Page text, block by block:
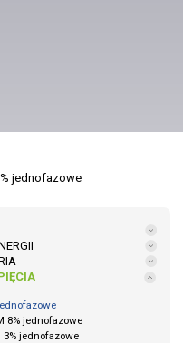
jednofazowe
8% jednofazowe
3% jednofazowe